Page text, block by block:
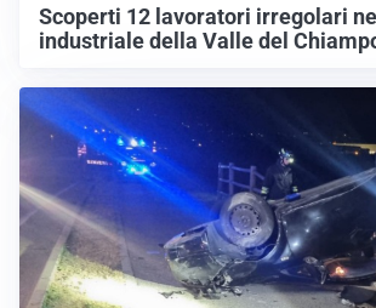
Scoperti 12 lavoratori irregolari
industriale della Valle del